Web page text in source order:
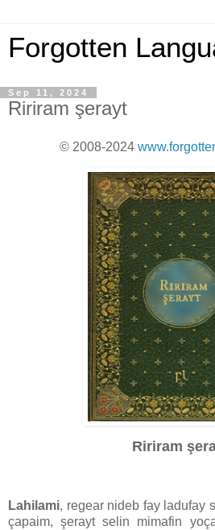
Forgotten
Sep 11, 2024
Ririram şerayt
© 2008-2024
Ririram
Lahilami, regear nideb fay ladufay
çapaim, şerayt selin mimafin